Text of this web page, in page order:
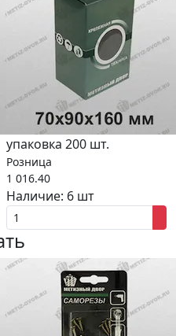
упаковка 200 шт.
Розница
1 016.40
Наличие: 6 шт